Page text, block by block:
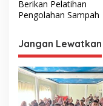
Berikan Pelatihan
Pengolahan Sampah
Jangan Lewatkan